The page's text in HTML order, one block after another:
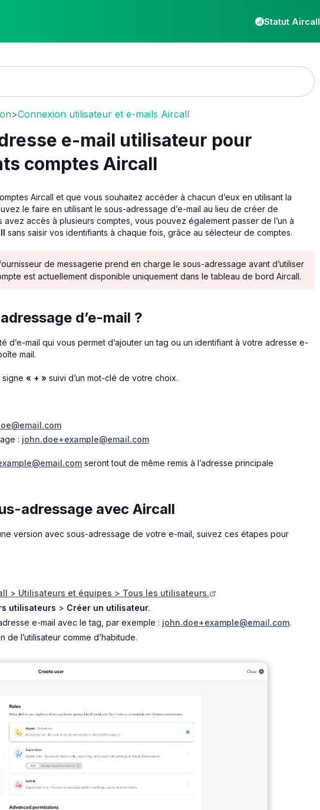
Statut Aircall
>Connexion utilisateur et e-mails Aircall
e-mail utilisateur pour
comptes Aircall
Aircall et que vous souhaitez accéder à chacun d’eux en utilisant la
le faire en utilisant le sous-adressage d’e-mail au lieu de créer de
accès à plusieurs comptes, vous pouvez également passer de l’un à
sans saisir vos identifiants à chaque fois, grâce au sélecteur de comptes.
de messagerie prend en charge le sous-adressage avant d’utiliser
est actuellement disponible uniquement dans le tableau de bord Aircall.
d’e-mail ?
d’e-mail qui vous permet d’ajouter un tag ou un identifiant à votre adresse e-
mail.
signe « + » suivi d’un mot-clé de votre choix.
: john.doe+example@email.com
seront tout de même remis à l’adresse principale
adressage avec Aircall
version avec sous-adressage de votre e-mail, suivez ces étapes pour
> Utilisateurs et équipes > Tous les utilisateurs.
utilisateurs > Créer un utilisateur.
e-mail avec le tag, par exemple : john.doe+example@email.com.
l’utilisateur comme d’habitude.